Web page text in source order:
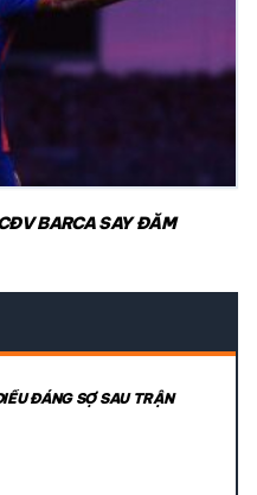
CĐV BARCA SAY ĐẮM
ĐÁNG SỢ SAU TRẬN